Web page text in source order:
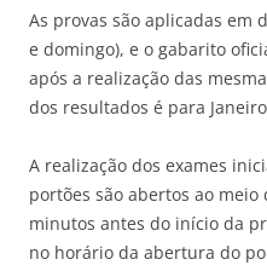
As provas são aplicadas em
e domingo), e o gabarito
após a realização das
dos resultados é para
A realização dos exames
portões são abertos ao meio
minutos antes do início da
no horário da abertura do